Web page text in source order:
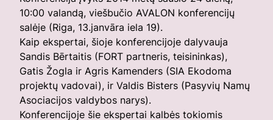
10:00 valandą, viešbučio AVALON konferencijų
salėje (Riga, 13.janvāra iela 19).
Kaip ekspertai, šioje konferencijoje dalyvauja
Sandis Bērtaitis (FORT partneris, teisininkas),
Gatis Žogla ir Agris Kamenders (SIA Ekodoma
projektų vadovai), ir Valdis Bisters (Pasyvių Namų
Asociacijos valdybos narys).
Konferencijoje šie ekspertai kalbės tokiomis